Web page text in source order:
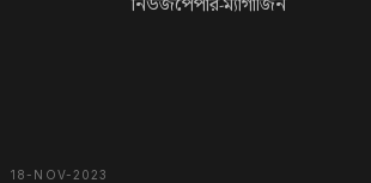
18-NOV-2023